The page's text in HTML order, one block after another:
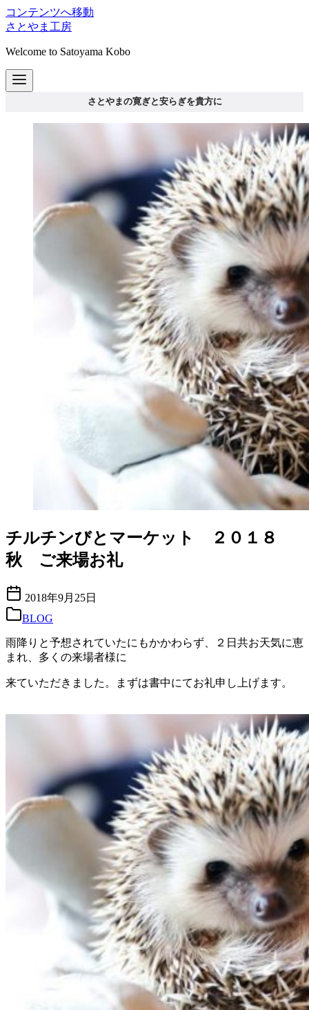
コンテンツへ移動
さとやま工房
Welcome to Satoyama Kobo
さとやまの寛ぎと安らぎを貴方に
チルチンびとマーケット ２０１８
秋 ご来場お礼
2018年9月25日
BLOG
雨降りと予想されていたにもかかわらず、２日共お天気に恵
まれ、多くの来場者様に
来ていただきました。まずは書中にてお礼申し上げます。